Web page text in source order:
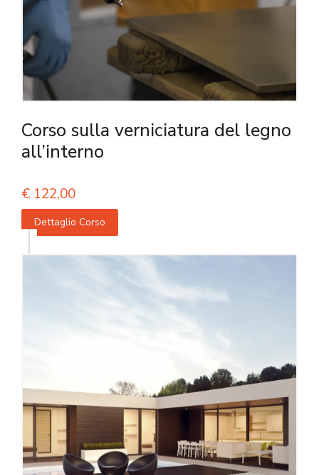
Corso sulla verniciatura del legno
all’interno
€ 122,00
Dettaglio Corso